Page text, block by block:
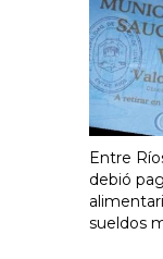
Entre
debió
sueldos